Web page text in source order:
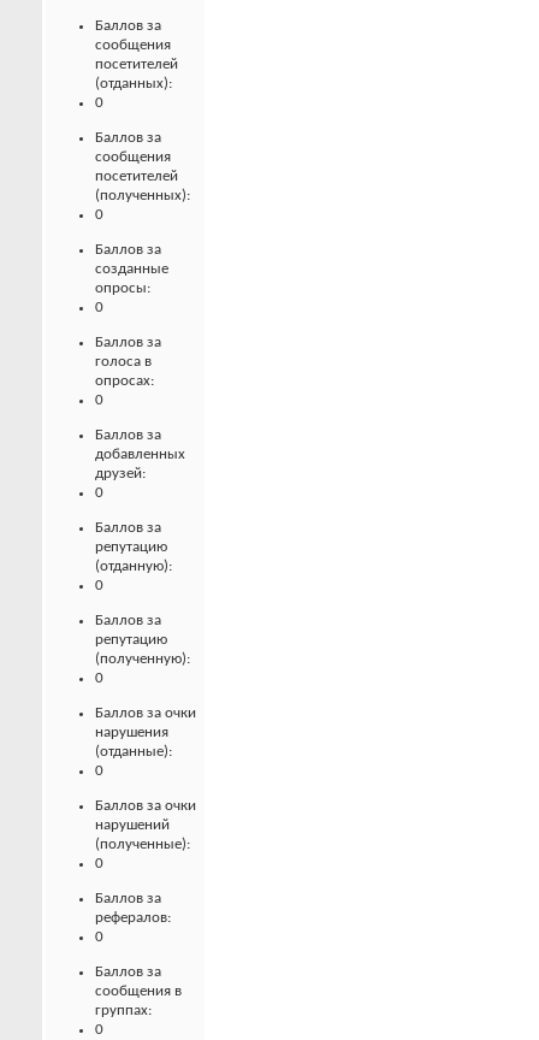
Баллов за
сообщения
посетителей
(отданных):
0
Баллов за
сообщения
посетителей
(полученных):
0
Баллов за
созданные
опросы:
0
Баллов за
голоса в
опросах:
0
Баллов за
добавленных
друзей:
0
Баллов за
репутацию
(отданную):
0
Баллов за
репутацию
(полученную):
0
Баллов за очки
нарушения
(отданные):
0
Баллов за очки
нарушений
(полученные):
0
Баллов за
рефералов:
0
Баллов за
сообщения в
группах:
0